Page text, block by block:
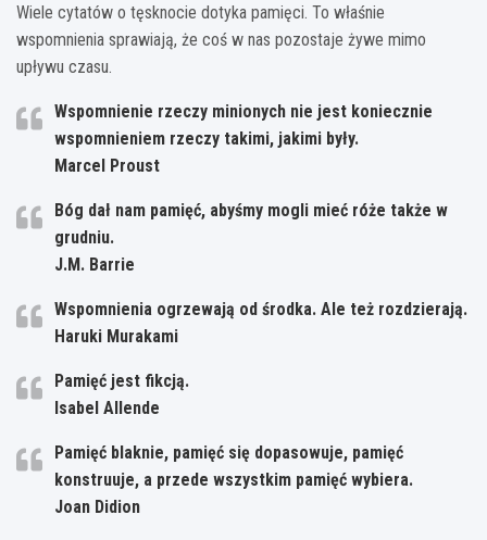
Wiele cytatów o tęsknocie dotyka pamięci. To właśnie
wspomnienia sprawiają, że coś w nas pozostaje żywe mimo
upływu czasu.
Wspomnienie rzeczy minionych nie jest koniecznie
wspomnieniem rzeczy takimi, jakimi były.
Marcel Proust
Bóg dał nam pamięć, abyśmy mogli mieć róże także w
grudniu.
J.M. Barrie
Wspomnienia ogrzewają od środka. Ale też rozdzierają.
Haruki Murakami
Pamięć jest fikcją.
Isabel Allende
Pamięć blaknie, pamięć się dopasowuje, pamięć
konstruuje, a przede wszystkim pamięć wybiera.
Joan Didion